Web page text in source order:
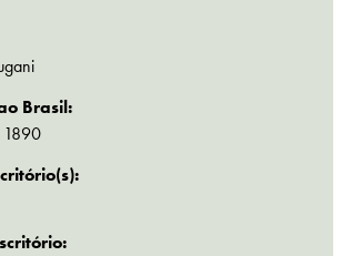
Brasil:
1890